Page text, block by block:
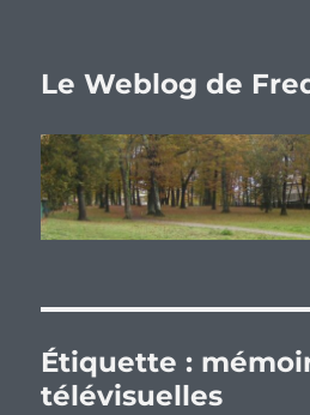
Le Weblog de
Étiquette :
télévisuelles